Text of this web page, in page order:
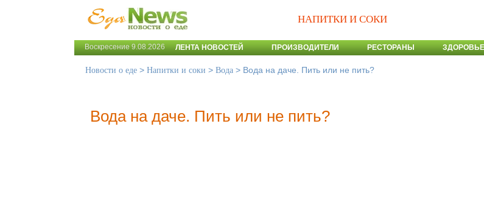
НАПИТКИ И СОКИ
Воскресение 9.08.2026 ЛЕНТА НОВОСТЕЙ ПРОИЗВОДИТЕЛИ РЕСТОРАНЫ ЗДОРОВЬЕ
Новости о еде > Напитки и соки > Вода > Вода на даче. Пить или не пить?
Вода на даче. Пить или не пить?